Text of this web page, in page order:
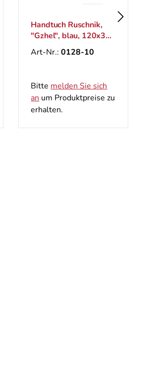
Handtuch Ruschnik,
"Gzhel", blau, 120х35
cm
Art-Nr.:0128-10
Bitte melden Sie sich
an um Produktpreise zu
erhalten.